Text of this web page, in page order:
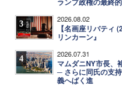
ランプ政権の最終
3 2026.08.02
【名画座リバティ
リンカーン』
4 2026.07.31
マムダニNY市長、
─ さらに同氏の支
義へばく進